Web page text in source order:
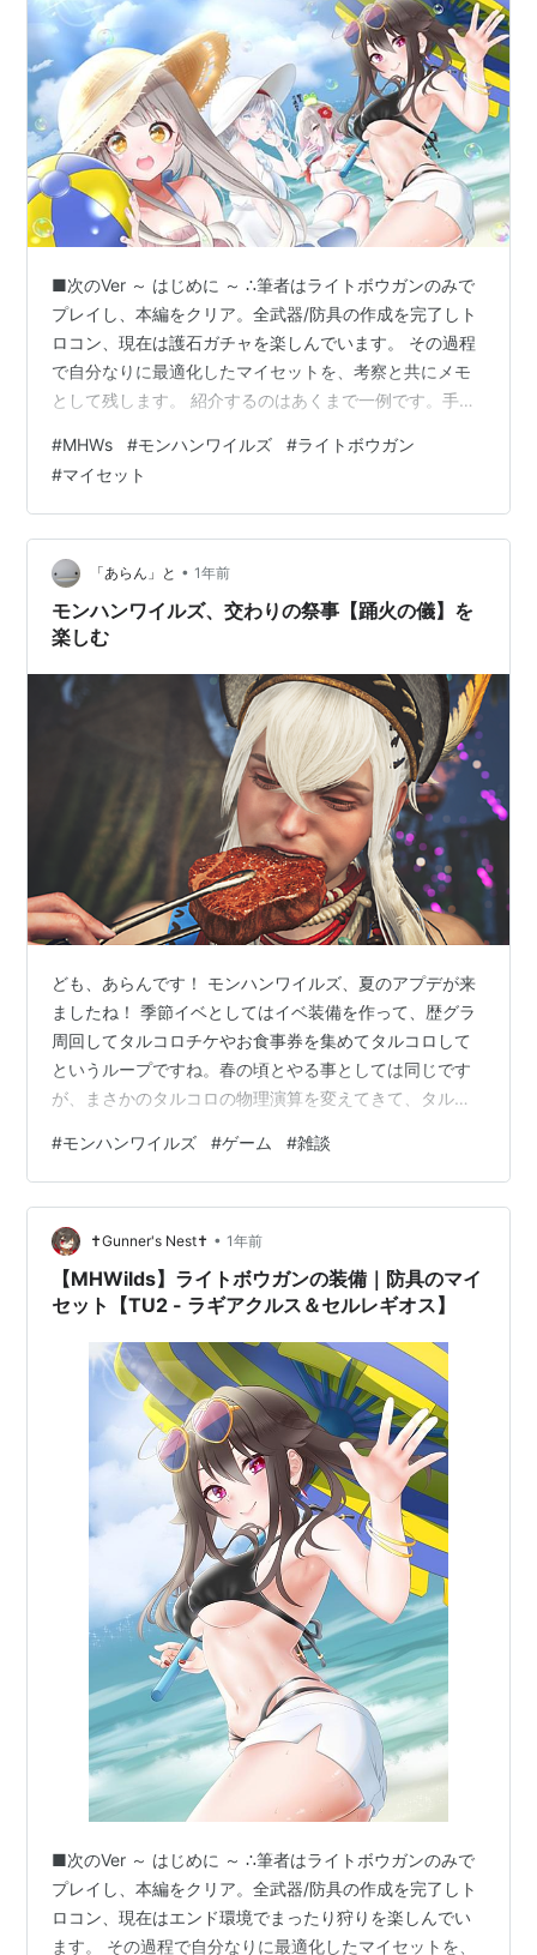
■次のVer ～ はじめに ～ ∴筆者はライトボウガンのみで
プレイし、本編をクリア。全武器/防具の作成を完了しト
ロコン、現在は護石ガチャを楽しんでいます。 その過程
で自分なりに最適化したマイセットを、考察と共にメモ
として残します。 紹介するのはあくまで一例です。手持
願いします。 ■環境について ■狩猟笛について ■防具/
スキルについて ■通常弾 ■散弾 ■貫通弾 ■属性弾 ■そ
の他 ■環境について ランダム護石💎 ── TU2の目玉がつ
いに実装...！ ★9モンスターが実装され、難易度は更に
上昇。後隙が少なくなったり、傷ダウンがなくなり札意
が…
#MHWs #モンハンワイルズ #ライトボウガン
#マイセット
「あらん」と • 1年前
モンハンワイルズ、交わりの祭事【踊火の儀】を
楽しむ
ども、あらんです！ モンハンワイルズ、夏のアプデが来
ましたね！ 季節イベとしてはイベ装備を作って、歴グラ
周回してタルコロチケやお食事券を集めてタルコロして
というループですね。春の頃とやる事としては同じです
が、まさかのタルコロの物理演算を変えてきて、タルコ
ださい、笑いますよ（ また、新ジェスチャーで「水鉄
砲」が実装。集会場でも戦闘中でも水鉄砲が打てるとい
うジャスチャー。集会場はもうどこぞのUSJの水掛けイ
ベントみたいな状態になってますね。また今回、オトモ
に水をかけるとこんなモーションをしたり↓ 水鉄砲、オ
トモにあてると一緒に遊んでくれる！かわい…
#モンハンワイルズ #ゲーム #雑談
✝Gunner's Nest✝ • 1年前
【MHWilds】ライトボウガンの装備｜防具のマイ
セット【TU2 - ラギアクルス＆セルレギオス】
■次のVer ～ はじめに ～ ∴筆者はライトボウガンのみで
プレイし、本編をクリア。全武器/防具の作成を完了しト
ロコン、現在はエンド環境でまったり狩りを楽しんでい
ます。 その過程で自分なりに最適化したマイセットを、